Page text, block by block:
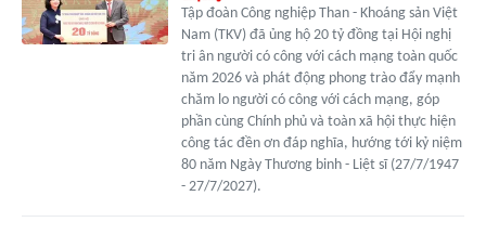
Tập đoàn Công nghiệp Than - Khoáng sản Việt
Nam (TKV) đã ủng hộ 20 tỷ đồng tại Hội nghị
tri ân người có công với cách mạng toàn quốc
năm 2026 và phát động phong trào đẩy mạnh
chăm lo người có công với cách mạng, góp
phần cùng Chính phủ và toàn xã hội thực hiện
công tác đền ơn đáp nghĩa, hướng tới kỷ niệm
80 năm Ngày Thương binh - Liệt sĩ (27/7/1947
- 27/7/2027).